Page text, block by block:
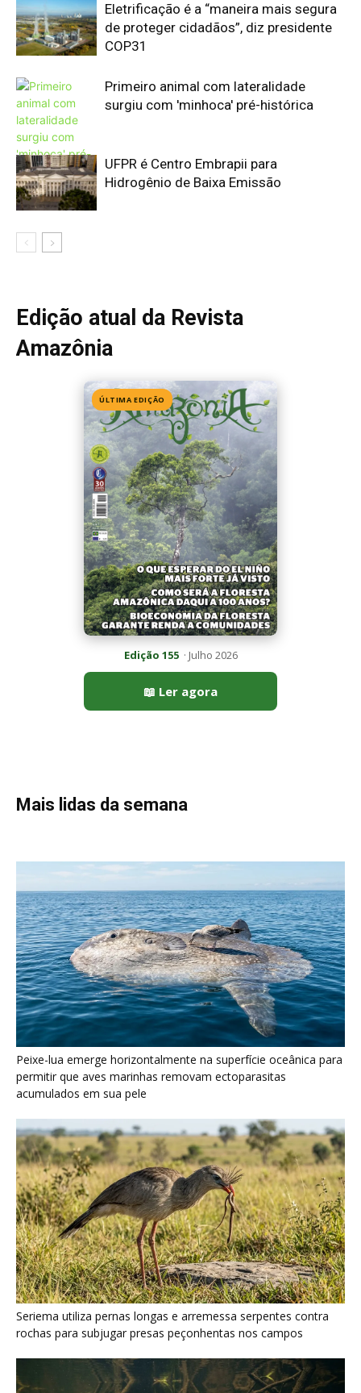
Edição atual da Revista
Amazônia
Edição 155· Julho 2026
📖 Ler agora
Mais lidas da semana
Peixe-lua emerge horizontalmente na superfície oceânica para
permitir que aves marinhas removam ectoparasitas
Seriema utiliza pernas longas e arremessa serpentes contra
rochas para subjugar presas peçonhentas nos campos
Poraquê sincroniza descargas elétricas em grupo para
amplificar campo elétrico e atordoar cardumes de peixes
maiores na Amazônia